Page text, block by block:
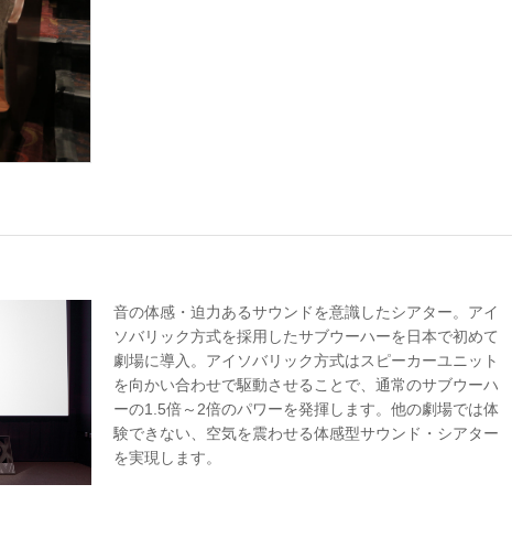
音の体感・迫力あるサウンドを意識したシアター。アイ
ソバリック方式を採用したサブウーハーを日本で初めて
劇場に導入。アイソバリック方式はスピーカーユニット
を向かい合わせで駆動させることで、通常のサブウーハ
ーの1.5倍～2倍のパワーを発揮します。他の劇場では体
験できない、空気を震わせる体感型サウンド・シアター
を実現します。